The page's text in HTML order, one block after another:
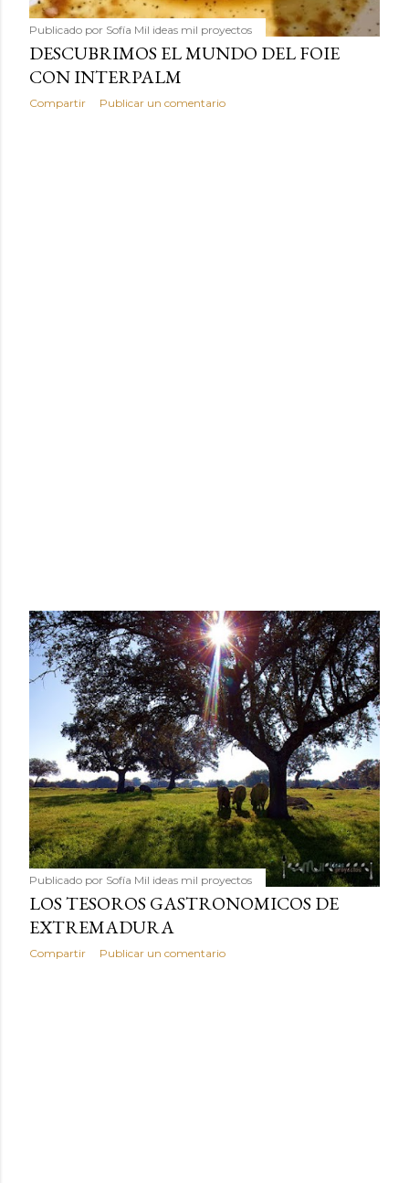
Publicado por Sofía Mil ideas mil proyectos
DESCUBRIMOS EL MUNDO DEL FOIE
CON INTERPALM
Compartir Publicar un comentario
Publicado por Sofía Mil ideas mil proyectos
LOS TESOROS GASTRONOMICOS DE
EXTREMADURA
Compartir Publicar un comentario